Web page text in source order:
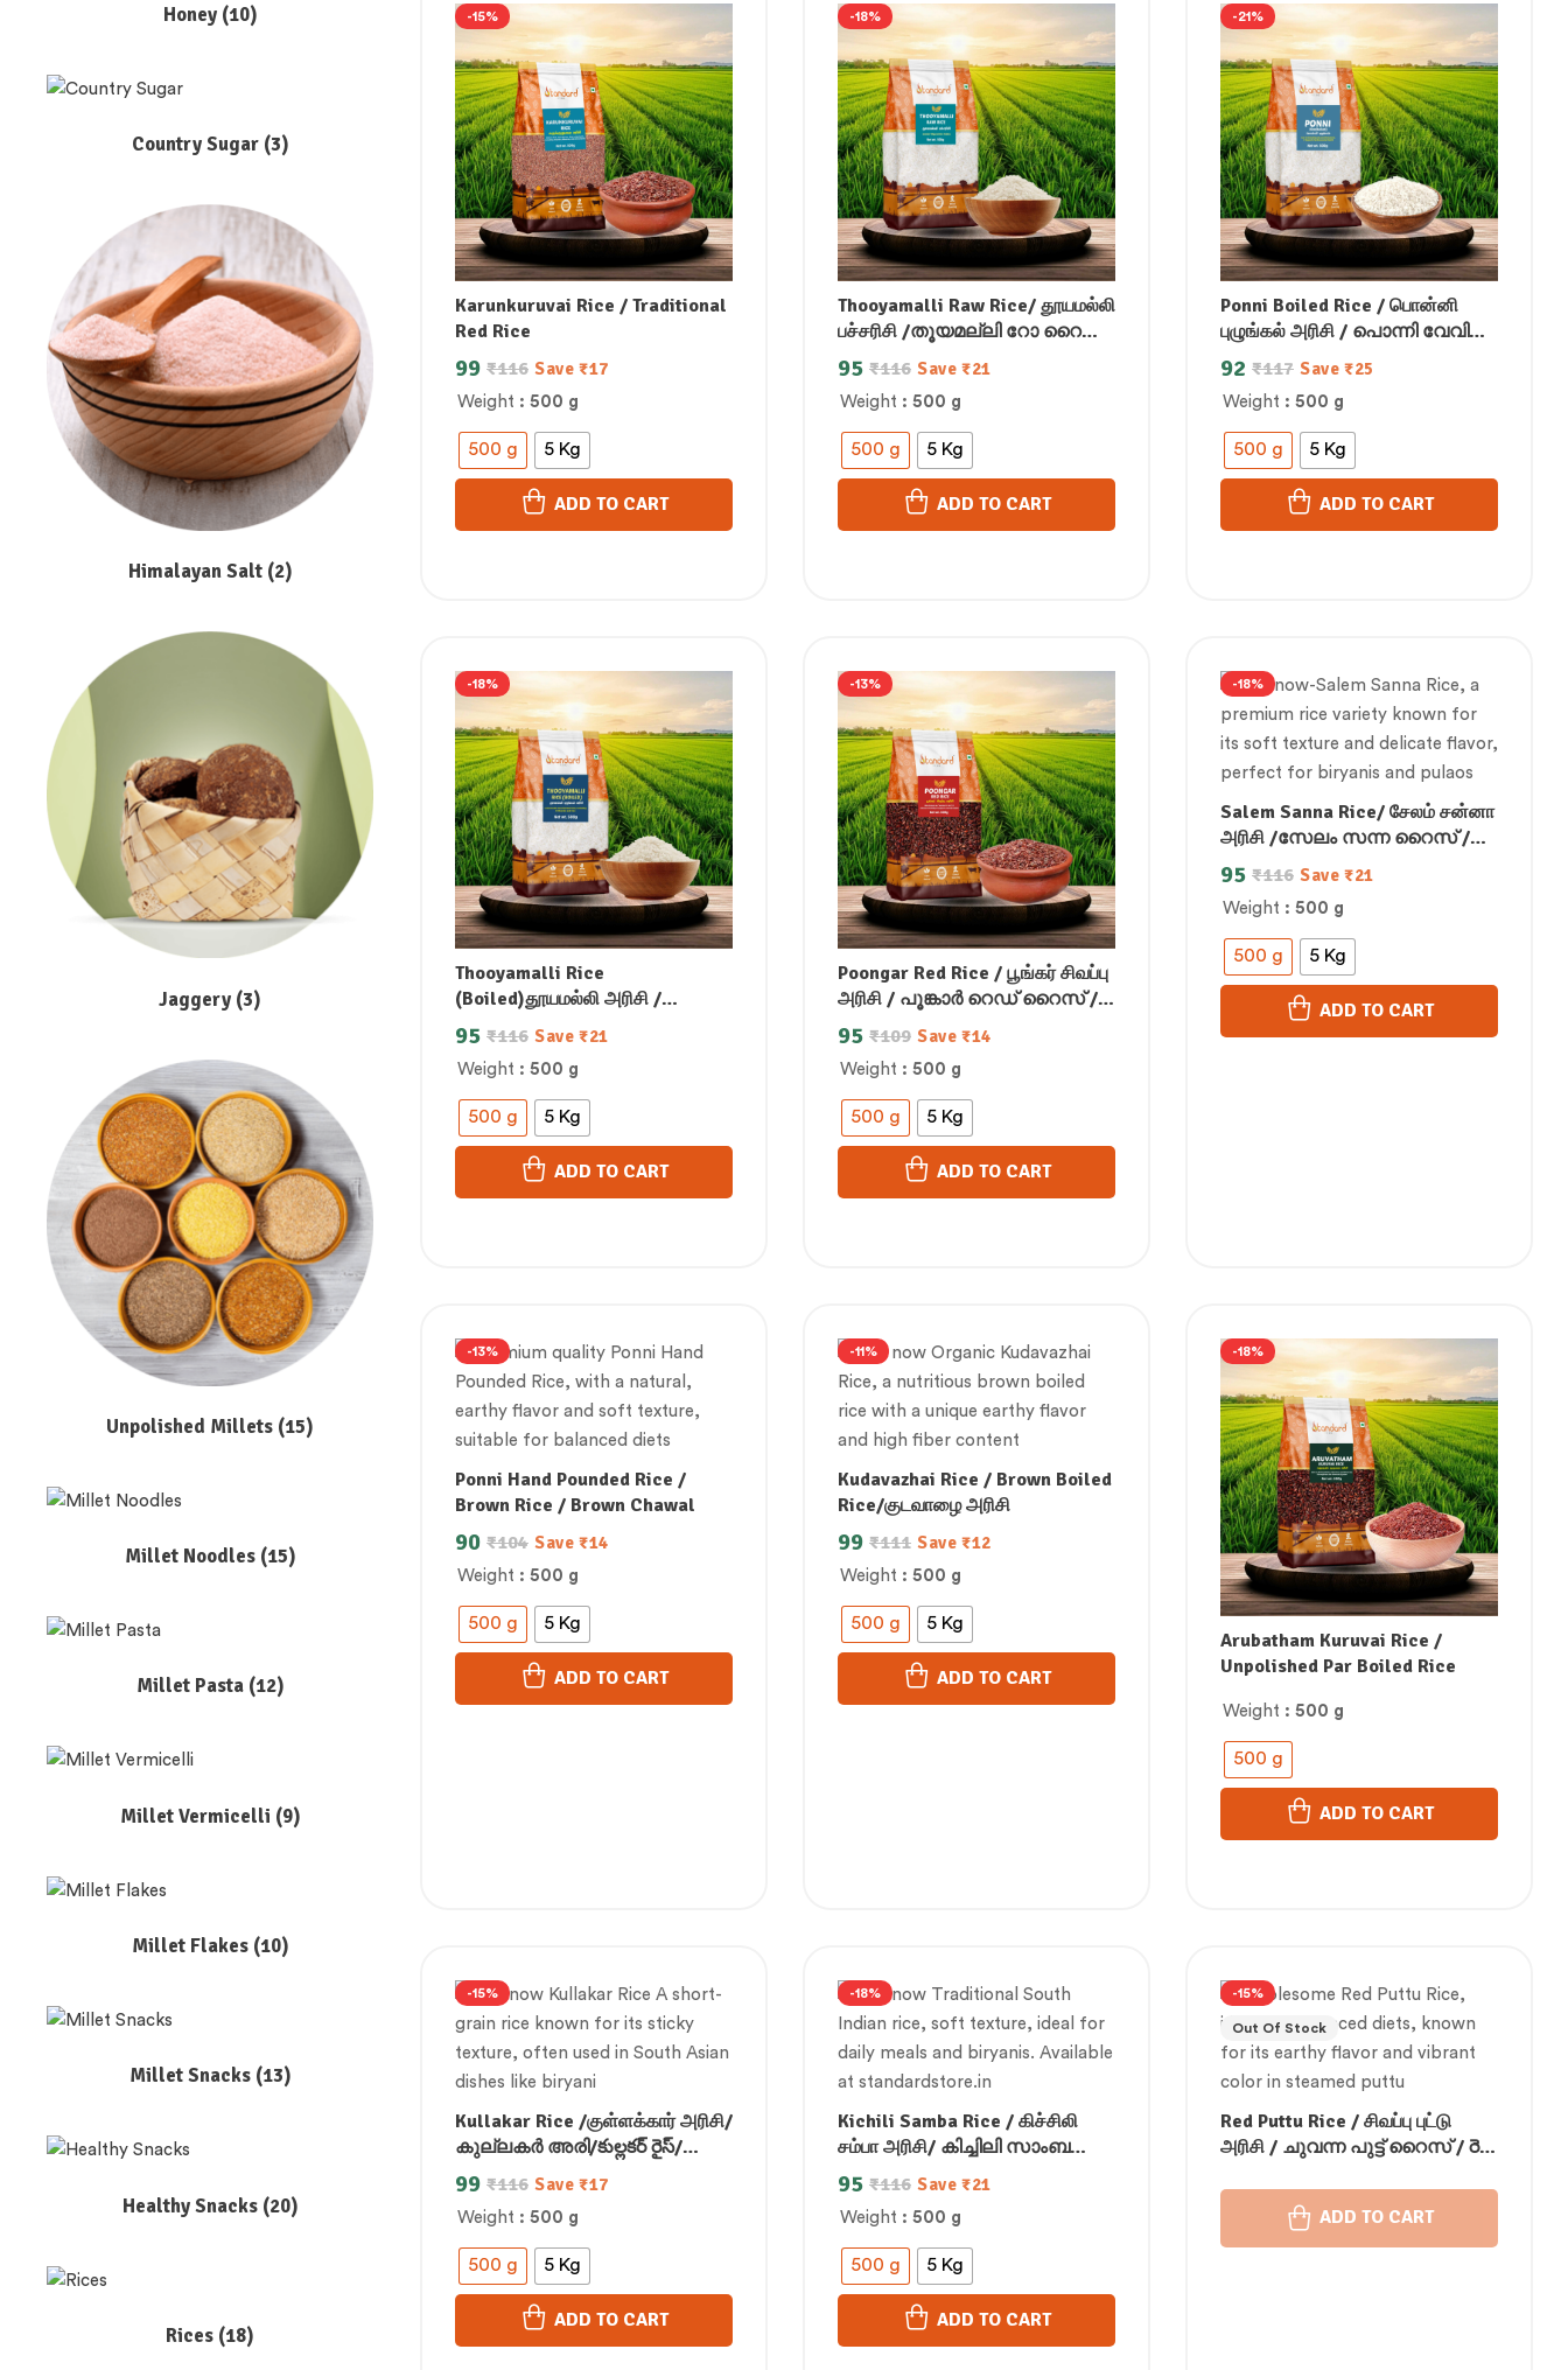
-15%
Karunkuruvai Rice / Traditional
Red Rice
Weight : 500 g
500 g 5 Kg
₹116
99 Save ₹17
ADD TO CART
-18%
Thooyamalli Raw Rice/ தூயமல்லி
பச்சரிசி /തൂയമല്ലി റോ റൈസ്
/తూయమల్లి ముడి బియ్యం /
ತೂಯಮಲ್ಲಿ ಕಚ್ಚಾ ಅಕ್ಕಿ / थूयामल्ली रॉ
राइस
Weight : 500 g
500 g 5 Kg
₹116
95 Save ₹21
ADD TO CART
-21%
Ponni Boiled Rice / பொன்னி
புழுங்கல் அரிசி / പൊന്നി വേവിച്ച
ചോറ് / పోనీ బాయిల్డ్ రైస్ /ಪೊನ್ನಿ
ಬೇಯಿಸಿದ ಅಕ್ಕಿ /पोन्नी उबले हुए चावल
Weight : 500 g
500 g 5 Kg
₹117
92 Save ₹25
ADD TO CART
-18%
Thooyamalli Rice
(Boiled)தூயமல்லி அரிசி /
തൂയമല്ലി അരി / తూయమల్లి
అన్నం /ತೂಯಮಲ್ಲಿ ರೈಸ್/थूयामल्ली
चावल
Weight : 500 g
500 g 5 Kg
₹116
95 Save ₹21
ADD TO CART
-13%
Poongar Red Rice / பூங்கர் சிவப்பு
அரிசி / പൂങ്കാർ റെഡ് റൈസ് /
పూంగర్ రెడ్ రైస్ /ಪೂಂಗರ್ ರೆಡ್ ರೈಸ್ /
पोंगर लाल चावल
Weight : 500 g
500 g 5 Kg
₹109
95 Save ₹14
ADD TO CART
-18%
Salem Sanna Rice/ சேலம் சன்னா
அரிசி /സേലം സന്ന റൈസ് /
సేలం సన్నా రైస్ /ಸೇಲಂ ಸನ್ನಾ ರೈಸ್/
सलेम सना राइस
Weight : 500 g
500 g 5 Kg
₹116
95 Save ₹21
ADD TO CART
-13%
Ponni Hand Pounded Rice /
Brown Rice / Brown Chawal
Weight : 500 g
500 g 5 Kg
₹104
90 Save ₹14
ADD TO CART
-11%
Kudavazhai Rice / Brown Boiled
Rice/குடவாழை அரிசி
Weight : 500 g
500 g 5 Kg
₹111
99 Save ₹12
ADD TO CART
-18%
Arubatham Kuruvai Rice /
Unpolished Par Boiled Rice
Weight : 500 g
500 g
ADD TO CART
-15%
Kullakar Rice /குள்ளக்கார் அரிசி/
കുല്ലകർ അരി/కుల్లకర్ రైస్/
ಕುಳ್ಳಕರ್ ಅಕ್ಕಿ/कुल्लकर चावल
Weight : 500 g
500 g 5 Kg
₹116
99 Save ₹17
ADD TO CART
-18%
Kichili Samba Rice / கிச்சிலி
சம்பா அரிசி/ കിച്ചിലി സാംബ
അരി/ కిచిలి సాంబా అన్నం/ ಕಿಚಿಲಿ
ಸಾಂಬಾ ಅಕ್ಕಿ/किचिली सांबा चावल
Weight : 500 g
500 g 5 Kg
₹116
95 Save ₹21
ADD TO CART
-15%
Out Of Stock
Red Puttu Rice / சிவப்பு புட்டு
அரிசி / ചുവന്ന പുട്ട് റൈസ് / రెడ్
पुट्टू चावल
ADD TO CART
Honey (10)
Country Sugar (3)
Himalayan Salt (2)
Jaggery (3)
Unpolished Millets (15)
Millet Noodles (15)
Millet Pasta (12)
Millet Vermicelli (9)
Millet Flakes (10)
Millet Snacks (13)
Healthy Snacks (20)
Rices (18)